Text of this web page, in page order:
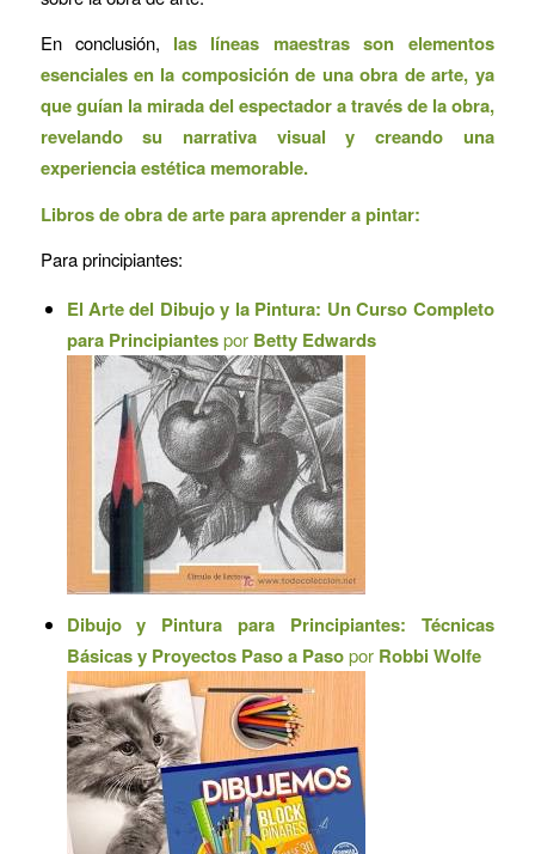
En conclusión, las líneas maestras son elementos
esenciales en la composición de una obra de arte, ya
que guían la mirada del espectador a través de la obra,
revelando su narrativa visual y creando una
experiencia estética memorable.
Libros de obra de arte para aprender a pintar:
Para principiantes:
El Arte del Dibujo y la Pintura: Un Curso Completo
para Principiantespor Betty Edwards
Dibujo y Pintura para Principiantes: Técnicas
Básicas y Proyectos Paso a Pasopor Robbi Wolfe